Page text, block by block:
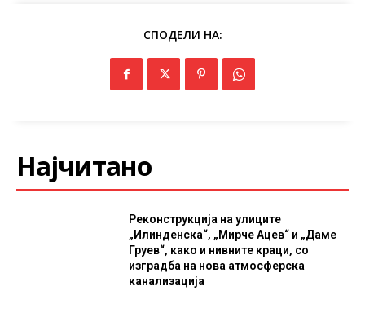
СПОДЕЛИ НА:
Најчитано
Реконструкција на улиците
„Илинденска“, „Мирче Ацев“ и „Даме
Груев“, како и нивните краци, со
изградба на нова атмосферска
канализација